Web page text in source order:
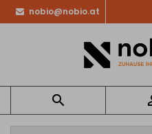
nobio@nobio.at
